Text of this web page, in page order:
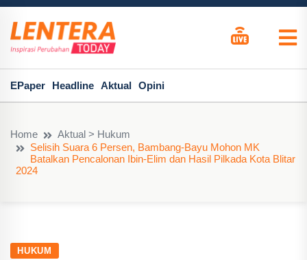
EPaper Headline Aktual Opini
Home
Aktual > Hukum
Selisih Suara 6 Persen, Bambang-Bayu Mohon MK
Batalkan Pencalonan Ibin-Elim dan Hasil Pilkada Kota Blitar
2024
HUKUM